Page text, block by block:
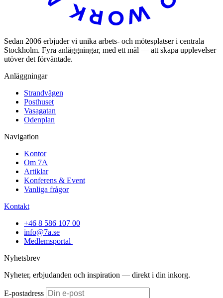
Sedan 2006 erbjuder vi unika arbets- och mötesplatser i centrala
Stockholm. Fyra anläggningar, med ett mål — att skapa upplevelser
utöver det förväntade.
Anläggningar
Strandvägen
Posthuset
Vasagatan
Odenplan
Navigation
Kontor
Om 7A
Artiklar
Konferens & Event
Vanliga frågor
Kontakt
+46 8 586 107 00
info@7a.se
Medlemsportal
Nyhetsbrev
Nyheter, erbjudanden och inspiration — direkt i din inkorg.
E-postadress